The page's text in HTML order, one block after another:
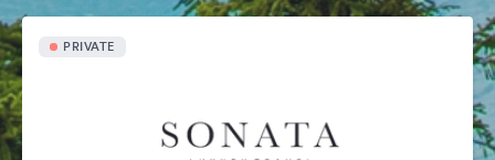
PRIVATE